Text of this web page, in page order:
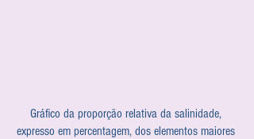
Gráfico da proporção relativa da salinidade,
expresso em percentagem, dos elementos maiores